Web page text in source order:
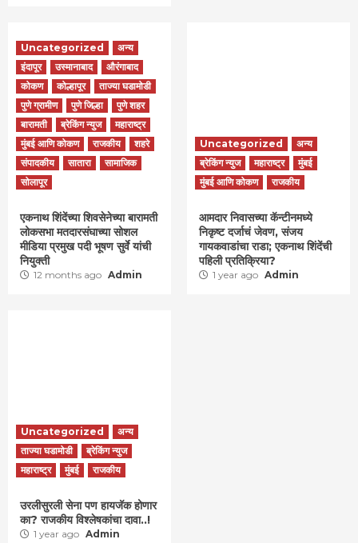
Uncategorized
अन्य
इंदापूर
उस्मानाबाद
औरंगाबाद
कोकण
कोल्हापूर
ताज्या घडामोडी
पुणे ग्रामीण
पुणे जिल्हा
पुणे शहर
बारामती
ब्रेकिंग न्युज
महाराष्ट्र
मुंबई आणि कोकण
राजकीय
शहरे
संपादकीय
सातारा
सामाजिक
सोलापूर
एकनाथ शिंदेंच्या शिवसेनेच्या बारामती
लोकसभा मतदारसंघाच्या सोशल
मीडिया प्रमुख पदी भूषण सुर्वे यांची
नियुक्ती
12 months ago Admin
Uncategorized
अन्य
ब्रेकिंग न्युज
महाराष्ट्र
मुंबई
मुंबई आणि कोकण
राजकीय
आमदार निवासच्या कॅन्टीनमध्ये
निकृष्ट दर्जाचं जेवण, संजय
गायकवाडांचा राडा; एकनाथ शिंदेंची
पहिली प्रतिक्रिया?
1 year ago Admin
Uncategorized
अन्य
ताज्या घडामोडी
ब्रेकिंग न्युज
महाराष्ट्र
मुंबई राजकीय
उरलीसुरली सेना पण हायजॅक होणार
का? राजकीय विश्लेषकांचा दावा..!
1 year ago Admin